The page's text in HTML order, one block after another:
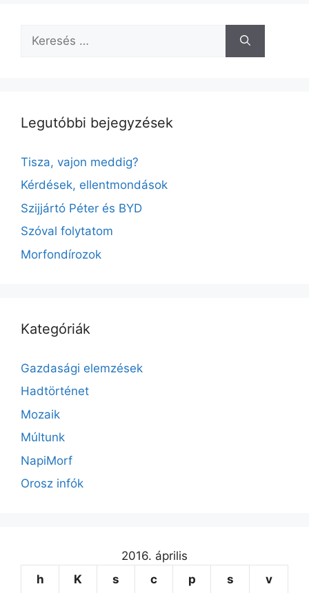
Keresés:
Legutóbbi bejegyzések
Tisza, vajon meddig?
Kérdések, ellentmondások
Szijjártó Péter és BYD
Szóval folytatom
Morfondírozok
Kategóriák
Gazdasági elemzések
Hadtörténet
Mozaik
Múltunk
NapiMorf
Orosz infók
2016. április
h
K s c p s v